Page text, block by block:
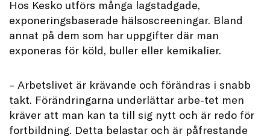
Hos Kesko utförs många lagstadgade,
exponeringsbaserade hälsoscreeningar. Bland
annat på dem som har uppgifter där man
exponeras för köld, buller eller kemikalier.
– Arbetslivet är krävande och förändras i snabb
takt. Förändringarna underlättar arbe-tet men
kräver att man kan ta till sig nytt och är redo för
fortbildning. Detta belastar och är påfrestande